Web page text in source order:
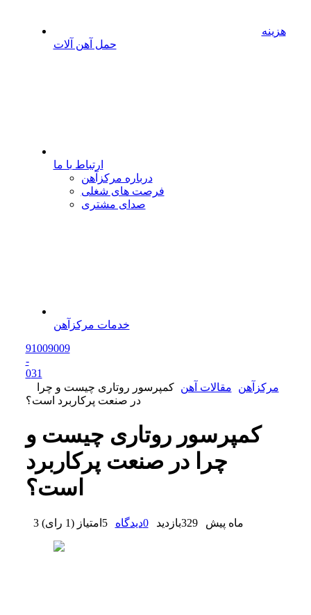
هزینه
حمل آهن آلات
ارتباط با ما
درباره مرکزآهن
فرصت های شغلی
صدای مشتری
خدمات مرکزآهن
91009009
-
031
مرکزآهن
مقالات آهن
کمپرسور روتاری چیست و چرا
در صنعت پرکاربرد است؟
کمپرسور روتاری چیست و
چرا در صنعت پرکاربرد
است؟
3 ماه پیش 329بازدید 0دیدگاه 5 امتیاز (1 رای )